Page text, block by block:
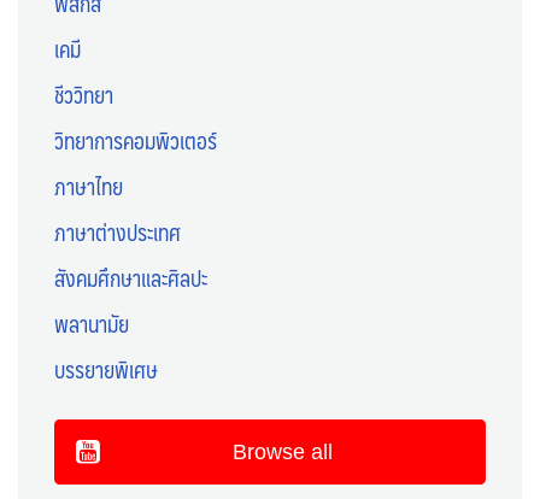
เคมี
ชีววิทยา
วิทยาการคอมพิวเตอร์
ภาษาไทย
ภาษาต่างประเทศ
สังคมศึกษาและศิลปะ
พลานามัย
บรรยายพิเศษ
Browse all